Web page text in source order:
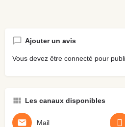
Ajouter un avis
Vous devez être connecté pour
Les canaux disponibles
Mail